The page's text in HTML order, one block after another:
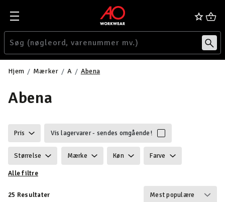
Hjem Mærker A Abena
Abena
Pris Vis lagervarer - sendes omgående!
Størrelse Mærke Køn Farve
Egenskaber
Alle filtre
25 Resultater